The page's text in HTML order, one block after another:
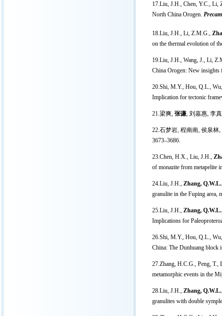
17.Liu, J.H., Chen, Y.C., Li,
North China Orogen.
18.Liu, J.H., Li, Z.M.G.,
on the thermal evolution of
19.Liu, J.H., Wang, J., Li,
China Orogen: New insights
20.Shi, M.Y., Hou, Q.L.,
Implication for tectonic
21.梁爽, 张谦, 刘嘉惠, 李
22.石梦岩, 程南南, 侯泉
3673–3686.
23.Chen, H.X., Liu, J.H.,
of monazite from metapelite
24.Liu, J.H., Zhang, Q.W.L.
granulite in the Fuping area,
25.Liu, J.H., Zhang, Q.W.L.
Implications for
26.Shi, M.Y., Hou, Q.L.,
China: The Dunhuang block
27.Zhang, H.C.G., Peng, T.,
metamorphic events in the
28.Liu, J.H., Zhang, Q.W.L.
granulites with double